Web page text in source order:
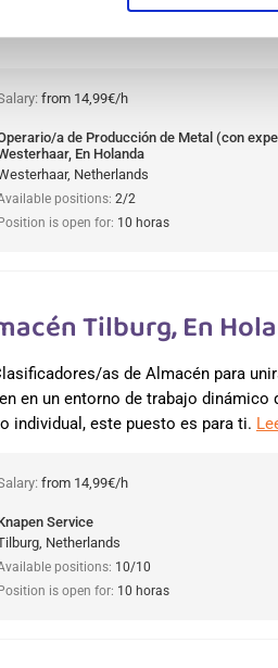
equipo como el esfuerzo
from 14,99€/h
a de Producción de Metal (con
En Holanda
Netherlands
positions: 2/2
is open for: 10 horas
Tilburg, En
as de Almacén para
en un entorno de trabajo dinámico
individual, este puesto es para ti.
from 14,99€/h
Service
Netherlands
positions: 10/10
is open for: 10 horas